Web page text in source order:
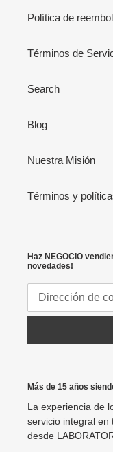
Política de
Términos de
Search
Blog
Nuestra Misión
Términos y
Haz NEGOCIO
novedades!
Más de 15 años
La experiencia de
servicio integral en
desde